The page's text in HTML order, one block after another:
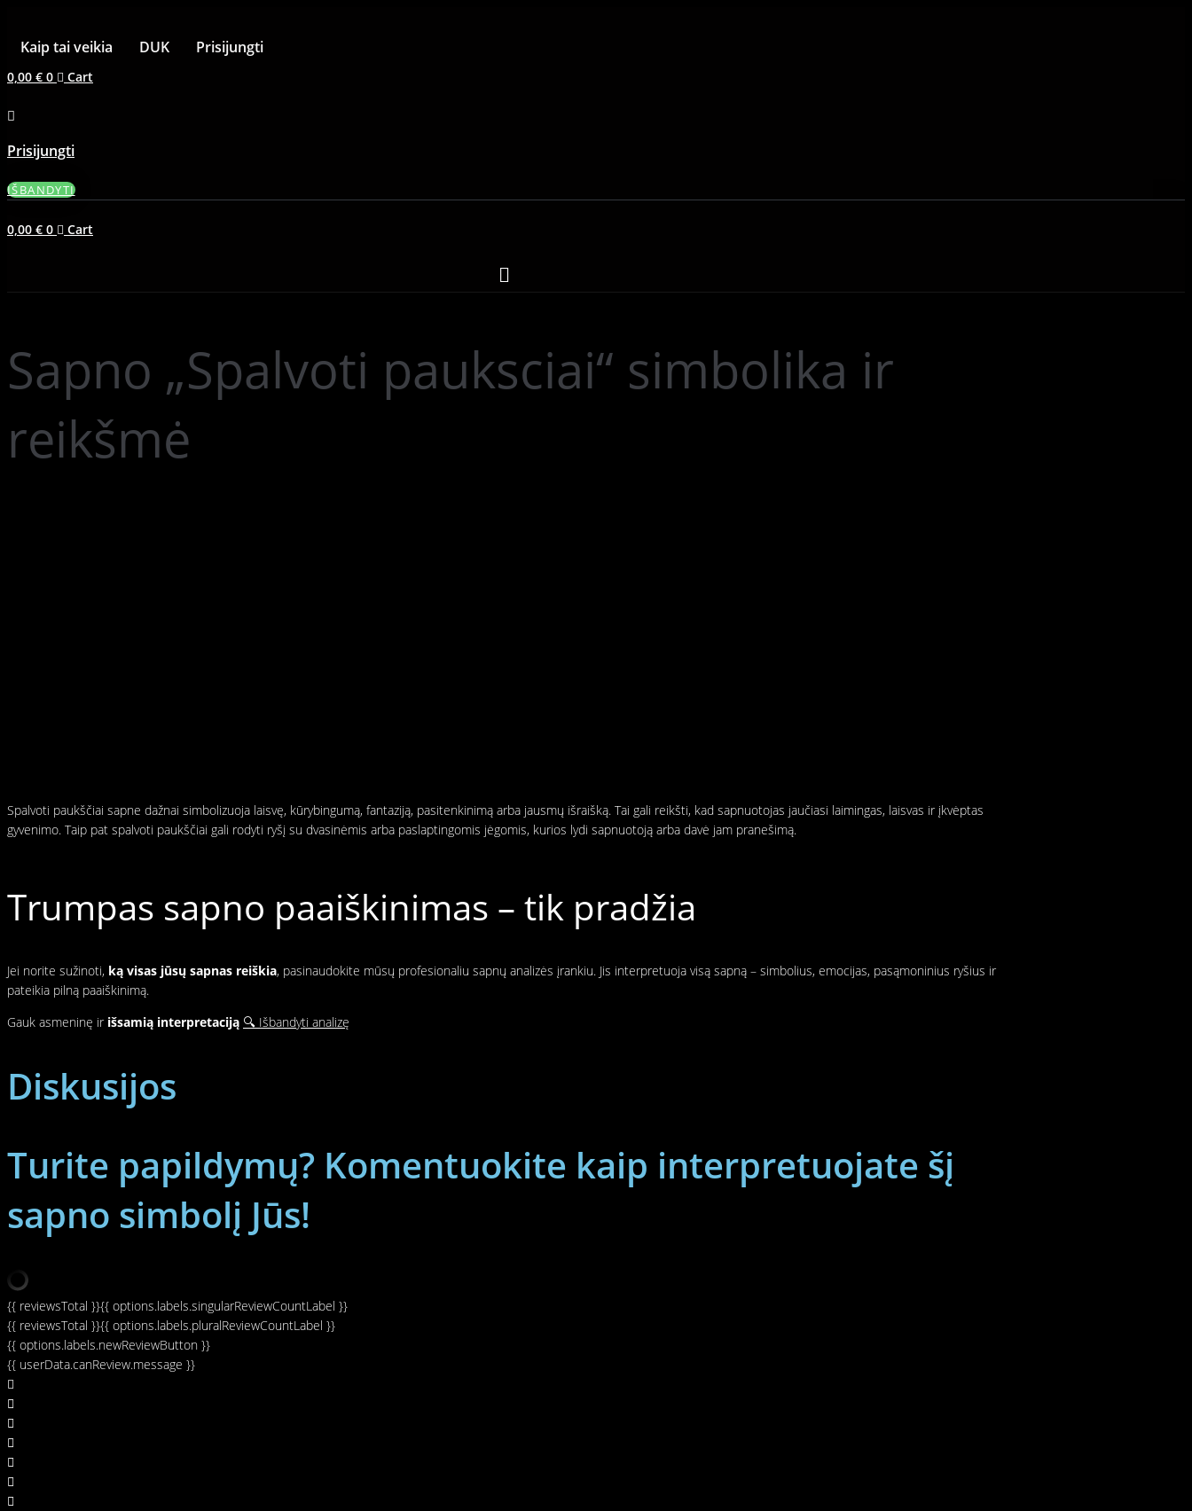
Kaip tai veikia DUK Prisijungti
0,00 € 0 Cart
Prisijungti
IŠBANDYTI
0,00 € 0 Cart
Sapno „Spalvoti pauksciai“ simbolika ir
reikšmė
Spalvoti paukščiai sapne dažnai simbolizuoja laisvę, kūrybingumą, fantaziją, pasitenkinimą arba jausmų išraišką. Tai gali reikšti, kad sapnuotojas jaučiasi laimingas, laisvas ir įkvėptas
gyvenimo. Taip pat spalvoti paukščiai gali rodyti ryšį su dvasinėmis arba paslaptingomis jėgomis, kurios lydi sapnuotoją arba davė jam pranešimą.
Trumpas sapno paaiškinimas – tik pradžia
Jei norite sužinoti, ką visas jūsų sapnas reiškia, pasinaudokite mūsų profesionaliu sapnų analizės įrankiu. Jis interpretuoja visą sapną – simbolius, emocijas, pasąmoninius ryšius ir
pateikia pilną paaiškinimą.
Gauk asmeninę ir išsamią interpretaciją 🔍 Išbandyti analizę
Diskusijos
Turite papildymų? Komentuokite kaip interpretuojate šį
sapno simbolį Jūs!
{{ reviewsTotal }}{{ options.labels.singularReviewCountLabel }}
{{ reviewsTotal }}{{ options.labels.pluralReviewCountLabel }}
{{ options.labels.newReviewButton }}
{{ userData.canReview.message }}